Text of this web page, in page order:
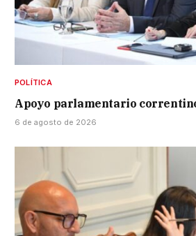
POLÍTICA
Apoyo parlamentario
6 de agosto de 2026